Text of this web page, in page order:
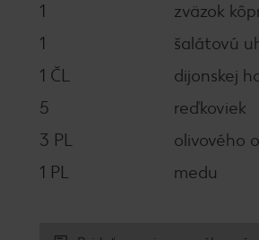
1
zväzok
1
šalátovú
1 ČL
dijonskej
5
reďkoviek
3 PL
olivového
1 PL
medu